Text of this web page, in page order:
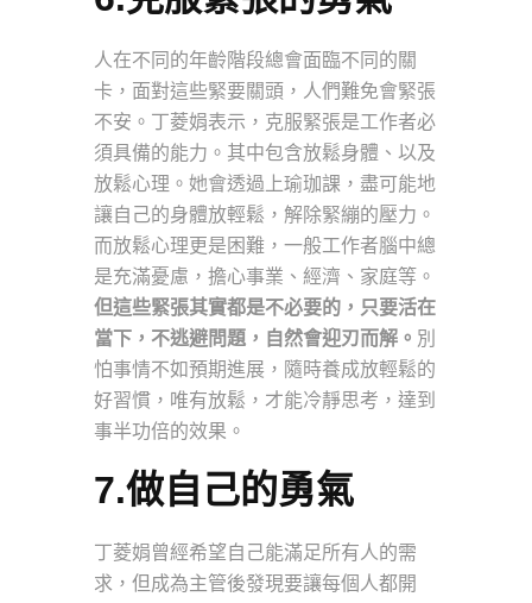
人在不同的年齡階段總會面臨不同的關
卡，面對這些緊要關頭，人們難免會緊張
不安。丁菱娟表示，克服緊張是工作者必
須具備的能力。其中包含放鬆身體、以及
放鬆心理。她會透過上瑜珈課，盡可能地
讓自己的身體放輕鬆，解除緊繃的壓力。
而放鬆心理更是困難，一般工作者腦中總
是充滿憂慮，擔心事業、經濟、家庭等。
但這些緊張其實都是不必要的，只要活在
當下，不逃避問題，自然會迎刃而解。 別
怕事情不如預期進展，隨時養成放輕鬆的
好習慣，唯有放鬆，才能冷靜思考，達到
事半功倍的效果。
7.做自己的勇氣
丁菱娟曾經希望自己能滿足所有人的需
求，但成為主管後發現要讓每個人都開